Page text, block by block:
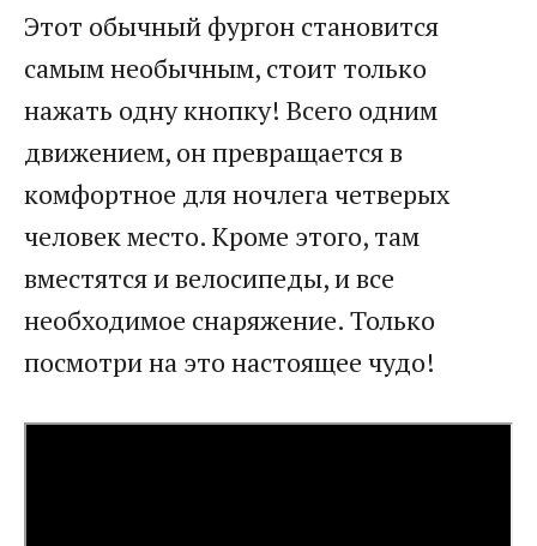
Этот обычный фургон становится
самым необычным, стоит только
нажать одну кнопку! Всего одним
движением, он превращается в
комфортное для ночлега четверых
человек место. Кроме этого, там
вместятся и велосипеды, и все
необходимое снаряжение. Только
посмотри на это настоящее чудо!